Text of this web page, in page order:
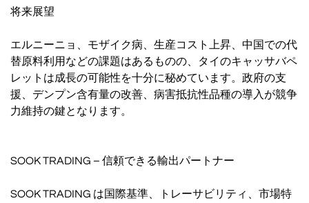
将来展望
エルニーニョ、モザイク病、生産コスト上昇、中国での代
替原料利用などの課題はあるものの、タイのキャッサバペ
レットは成長の可能性を十分に秘めています。政府の支
援、デンプン含有量の改善、病害抵抗性品種の導入が競争
力維持の鍵となります。
SOOK TRADING – 信頼できる輸出パートナー
SOOK TRADING は国際基準、トレーサビリティ、市場特